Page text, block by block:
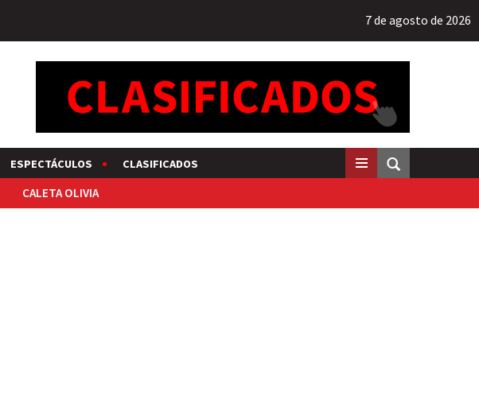
7 de agosto de 2026
ESPECTÁCULOS CLASIFICADOS
CALETA OLIVIA